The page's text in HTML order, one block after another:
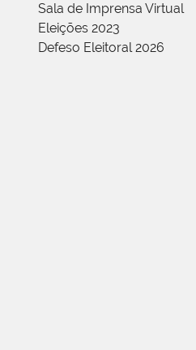
Sala de Imprensa Virtual
Eleições 2023
Defeso Eleitoral 2026